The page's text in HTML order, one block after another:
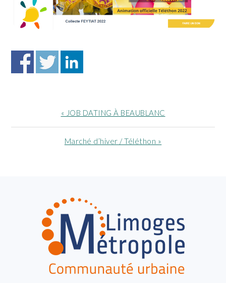
Article
précédent
« JOB DATING À BEAUBLANC
Article
Marché d’hiver / Téléthon »